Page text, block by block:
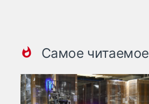
Самое читаемое